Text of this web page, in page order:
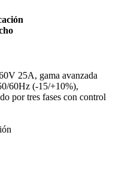
25A, gama avanzada
60Hz (-15/+10%),
por tres fases con control